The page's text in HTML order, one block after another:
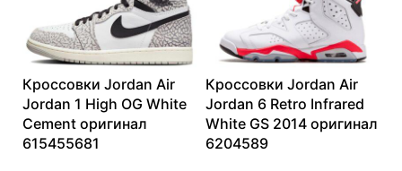
Кроссовки Jordan Air
Jordan 1 High OG White
Cement оригинал
615455681
Кроссовки Jordan Air
Jordan 6 Retro Infrared
White GS 2014 оригинал
6204589